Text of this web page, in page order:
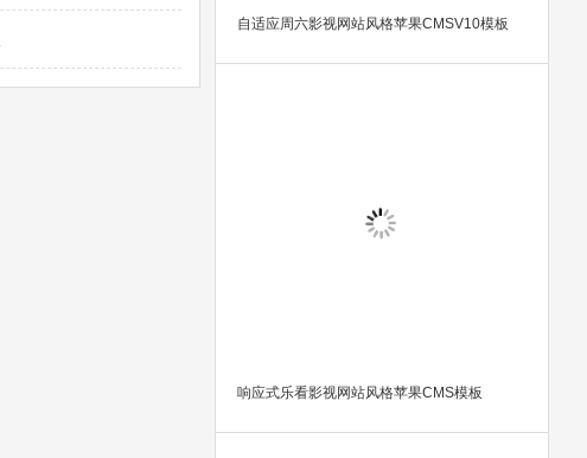
自适应周六影视网站风格苹果CMSV10模板
响应式乐看影视网站风格苹果CMS模板